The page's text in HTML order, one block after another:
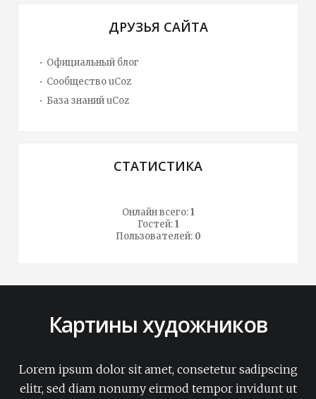
ДРУЗЬЯ САЙТА
Официальный блог
Сообщество uCoz
База знаний uCoz
СТАТИСТИКА
Онлайн всего:1
Гостей:1
Пользователей: 0
Картины художников
Lorem ipsum dolor sit amet, consetetur sadipscing
elitr, sed diam nonumy eirmod tempor invidunt ut